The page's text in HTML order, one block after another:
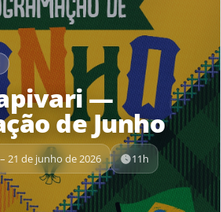
—
de Junho
21 de junho de 2026 11h